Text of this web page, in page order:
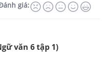
giá:
văn 6 tập 1)